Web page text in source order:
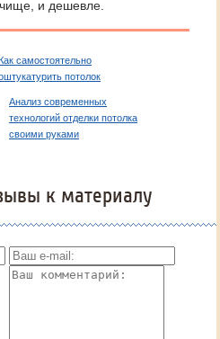
и дешевле.
Как самостоятельно
потолок
Анализ современных
технологий отделки потолка
своими руками
к материалу